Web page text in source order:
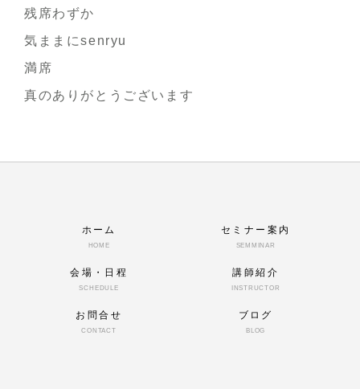
残席わずか
気ままにsenryu
満席
真のありがとうございます
ホーム
HOME
セミナー案内
SEMMINAR
会場・日程
SCHEDULE
講師紹介
INSTRUCTOR
お問合せ
CONTACT
ブログ
BLOG